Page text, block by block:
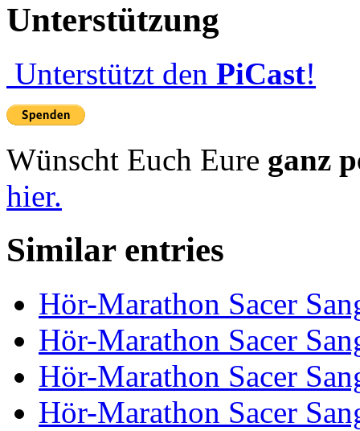
Unterstützung
Unterstützt den PiCast!
Wünscht Euch Eure ganz
hier.
Similar entries
Hör-Marathon Sacer
Hör-Marathon Sacer
Hör-Marathon Sacer
Hör-Marathon Sacer